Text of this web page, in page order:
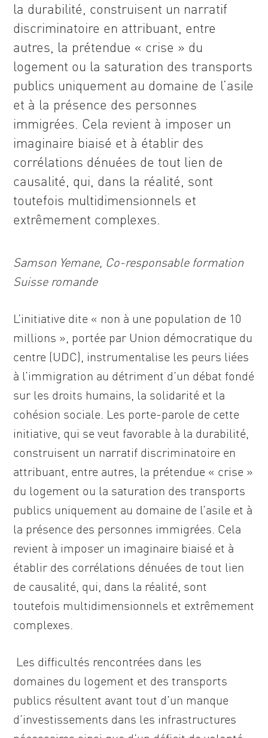
la durabilité, construisent un narratif
discriminatoire en attribuant, entre
autres, la prétendue « crise » du
logement ou la saturation des transports
publics uniquement au domaine de l’asile
et à la présence des personnes
immigrées. Cela revient à imposer un
imaginaire biaisé et à établir des
corrélations dénuées de tout lien de
causalité, qui, dans la réalité, sont
toutefois multidimensionnels et
extrêmement complexes.
Samson Yemane, Co-responsable formation
Suisse romande
L’initiative dite « non à une population de 10
millions », portée par Union démocratique du
centre (UDC), instrumentalise les peurs liées
à l’immigration au détriment d’un débat fondé
sur les droits humains, la solidarité et la
cohésion sociale. Les porte-parole de cette
initiative, qui se veut favorable à la durabilité,
construisent un narratif discriminatoire en
attribuant, entre autres, la prétendue « crise »
du logement ou la saturation des transports
publics uniquement au domaine de l’asile et à
la présence des personnes immigrées. Cela
revient à imposer un imaginaire biaisé et à
établir des corrélations dénuées de tout lien
de causalité, qui, dans la réalité, sont
toutefois multidimensionnels et extrêmement
complexes.
Les difficultés rencontrées dans les
domaines du logement et des transports
publics résultent avant tout d’un manque
d’investissements dans les infrastructures